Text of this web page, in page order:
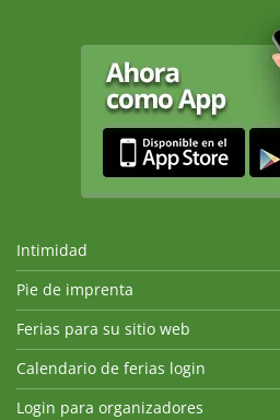
Intimidad
Pie de imprenta
Ferias para su sitio web
Calendario de ferias login
Login para organizadores